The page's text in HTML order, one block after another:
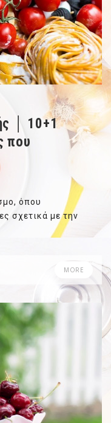
│ 10+1
που
όπου
σχετικά με την
MORE